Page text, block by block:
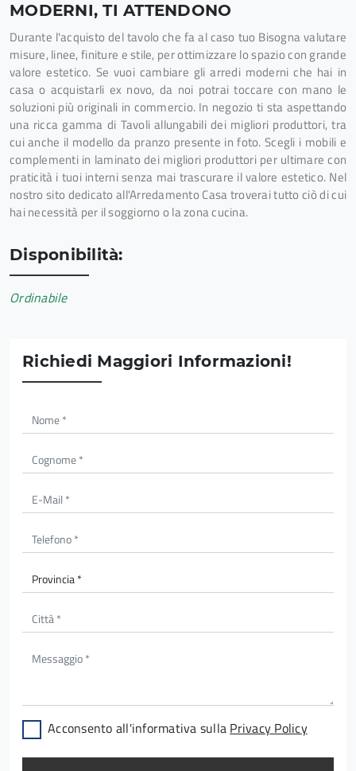
MODERNI, TI ATTENDONO
Durante l'acquisto del tavolo che fa al caso tuo Bisogna valutare
misure, linee, finiture e stile, per ottimizzare lo spazio con grande
valore estetico. Se vuoi cambiare gli arredi moderni che hai in
casa o acquistarli ex novo, da noi potrai toccare con mano le
soluzioni più originali in commercio. In negozio ti sta aspettando
una ricca gamma di Tavoli allungabili dei migliori produttori, tra
cui anche il modello da pranzo presente in foto. Scegli i mobili e
complementi in laminato dei migliori produttori per ultimare con
praticità i tuoi interni senza mai trascurare il valore estetico. Nel
nostro sito dedicato all'Arredamento Casa troverai tutto ciò di cui
hai necessità per il soggiorno o la zona cucina.
Disponibilità:
Ordinabile
Richiedi Maggiori Informazioni!
Acconsento all'informativa sulla Privacy Policy